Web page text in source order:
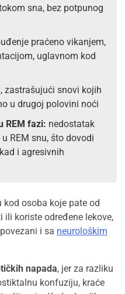
sna, bez potpunog
praćeno vikanjem,
uglavnom kod
zastrašujući snovi kojih
u drugoj polovini noći
REM fazi: nedostatak
REM snu, što dovodi
i agresivnih
kod osoba koje pate od
ili koriste određene lekove,
i sa neurološkim
napada, jer za razliku
konfuziju, kraće